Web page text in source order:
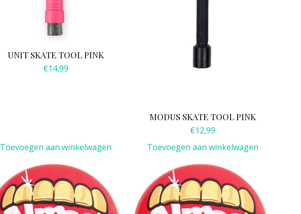
UNIT SKATE TOOL PINK
€14,99
Toevoegen aan winkelwagen
MODUS SKATE TOOL PINK
€12,99
Toevoegen aan winkelwagen